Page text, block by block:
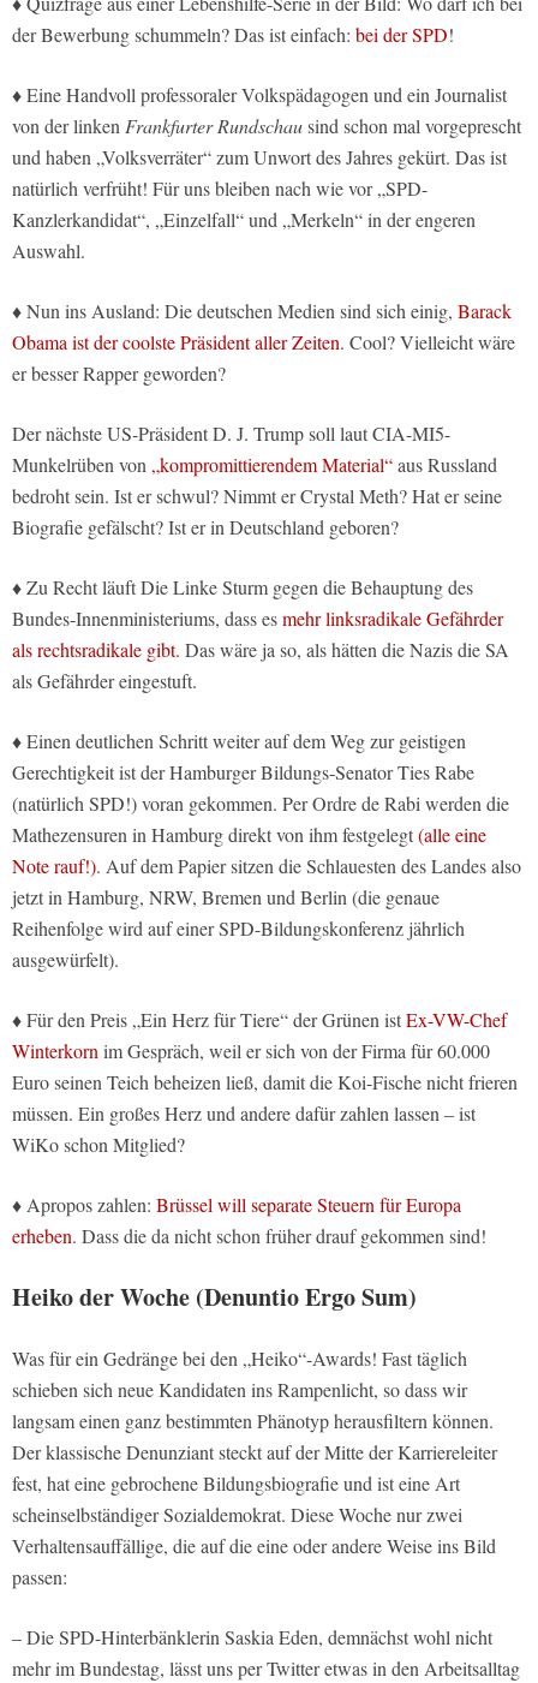
der Bewerbung schummeln? Das ist einfach: bei der SPD!
♦ Eine Handvoll professoraler Volkspädagogen und ein Journalist
von der linkenFrankfurter Rundschausind schon mal vorgeprescht
und haben „Volksverräter“ zum Unwort des Jahres gekürt. Das ist
natürlich verfrüht! Für uns bleiben nach wie vor „SPD-
Kanzlerkandidat“, „Einzelfall“ und „Merkeln“ in der engeren
Auswahl.
♦ Nun ins Ausland: Die deutschen Medien sind sich einig, Barack
Obama ist der coolste Präsident aller Zeiten. Cool? Vielleicht wäre
er besser Rapper geworden?
Der nächste US-Präsident D. J. Trump soll laut CIA-MI5-
Munkelrüben von„kompromittierendem Material“aus Russland
bedroht sein. Ist er schwul? Nimmt er Crystal Meth? Hat er seine
Biografie gefälscht? Ist er in Deutschland geboren?
♦ Zu Recht läuft Die Linke Sturm gegen die Behauptung des
Bundes-Innenministeriums, dass esmehr linksradikale Gefährder
als rechtsradikale gibt. Das wäre ja so, als hätten die Nazis die SA
als Gefährder eingestuft.
♦ Einen deutlichen Schritt weiter auf dem Weg zur geistigen
Gerechtigkeit ist der Hamburger Bildungs-Senator Ties Rabe
(natürlich SPD!) voran gekommen. Per Ordre de Rabi werden die
Mathezensuren in Hamburg direkt von ihm festgelegt(alle eine
Note rauf!). Auf dem Papier sitzen die Schlauesten des Landes also
jetzt in Hamburg, NRW, Bremen und Berlin (die genaue
Reihenfolge wird auf einer SPD-Bildungskonferenz jährlich
ausgewürfelt).
♦ Für den Preis „Ein Herz für Tiere“ der Grünen istEx-VW-Chef
Winterkornim Gespräch, weil er sich von der Firma für 60.000
Euro seinen Teich beheizen ließ, damit die Koi-Fische nicht frieren
müssen. Ein großes Herz und andere dafür zahlen lassen – ist
WiKo schon Mitglied?
♦ Apropos zahlen: Brüssel will separate Steuern für Europa
erheben. Dass die da nicht schon früher drauf gekommen sind!
Heiko der Woche (Denuntio Ergo Sum)
Was für ein Gedränge bei den „Heiko“-Awards! Fast täglich
schieben sich neue Kandidaten ins Rampenlicht, so dass wir
langsam einen ganz bestimmten Phänotyp herausfiltern können.
Der klassische Denunziant steckt auf der Mitte der Karriereleiter
fest, hat eine gebrochene Bildungsbiografie und ist eine Art
scheinselbständiger Sozialdemokrat. Diese Woche nur zwei
Verhaltensauffällige, die auf die eine oder andere Weise ins Bild
passen:
– Die SPD-Hinterbänklerin Saskia Eden, demnächst wohl nicht
mehr im Bundestag, lässt uns per Twitter etwas in den Arbeitsalltag